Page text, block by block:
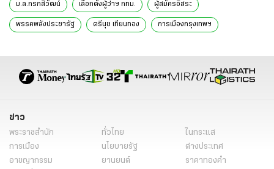
ม.ล.กรกสิวัฒน์ เลือกตั้งผู้ว่าฯ กทม. ผู้สมัครอิสระ
พรรคพลังประชารัฐ ตรีนุช เทียนทอง การเมืองกรุงเทพฯ
การเจรจาทางการเมือง การทำงานร่วมกัน การพัฒนากรุงเทพฯ
ข่าว
พระราชสำนัก ทั่วไทย
ในกระแส
การเมือง
นโยบายรัฐ
ต่างประเทศ
อาชญากรรม
ยานยนต์
ราคาทองคำ